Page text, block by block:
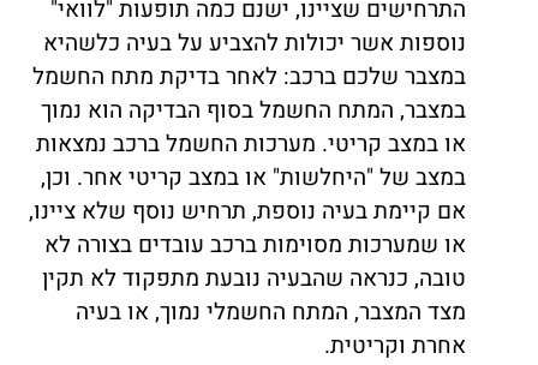
התרחישים שציינו, ישנם כמה תופעות "לוואי"
נוספות אשר יכולות להצביע על בעיה כלשהיא
במצבר שלכם ברכב: לאחר בדיקת מתח החשמל
במצבר, המתח החשמל בסוף הבדיקה הוא נמוך
או במצב קריטי. מערכות החשמל ברכב נמצאות
במצב של "היחלשות" או במצב קריטי אחר. וכן,
אם קיימת בעיה נוספת, תרחיש נוסף שלא ציינו,
או שמערכות מסוימות ברכב עובדים בצורה לא
טובה, כנראה שהבעיה נובעת מתפקוד לא תקין
מצד המצבר, המתח החשמלי נמוך, או בעיה
אחרת וקריטית.